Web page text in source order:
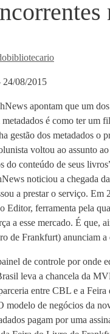
24/08/2015
apontam que um
é como ter um
gestão dos metadados o
voltou ao assunto
conteúdo de seus
noticiou a chegada
a prestar o serviço. Em
Editor, ferramenta pela
a esse mercado. É
de Frankfurt) anunciam
de controle por onde
leva a chancela da
entre CBL e a
de negócios da
pagam por uma